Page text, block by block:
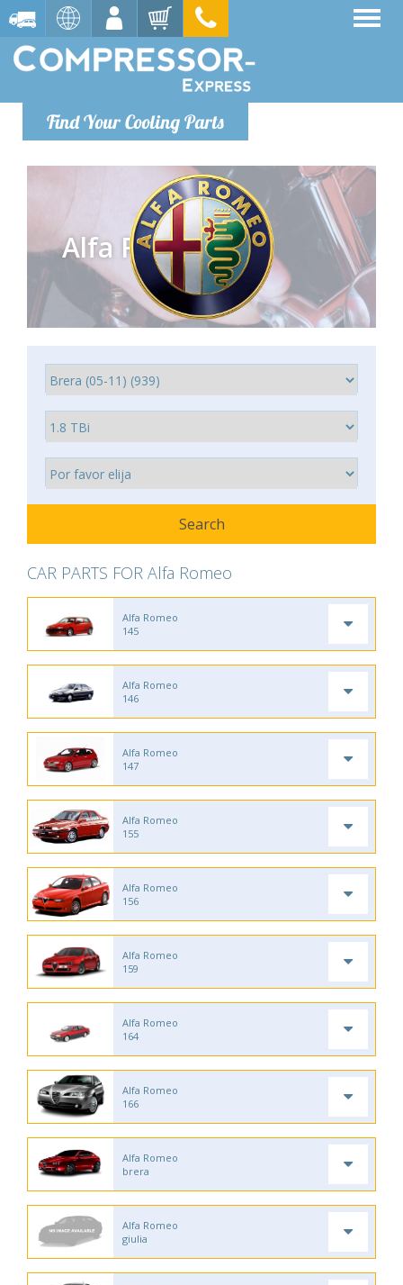
Find Your Cooling Parts
Alfa Romeo
CAR PARTS FOR Alfa Romeo
Alfa Romeo
145
Alfa Romeo
146
Alfa Romeo
147
Alfa Romeo
155
Alfa Romeo
156
Alfa Romeo
159
Alfa Romeo
164
Alfa Romeo
166
Alfa Romeo
brera
Alfa Romeo
giulia